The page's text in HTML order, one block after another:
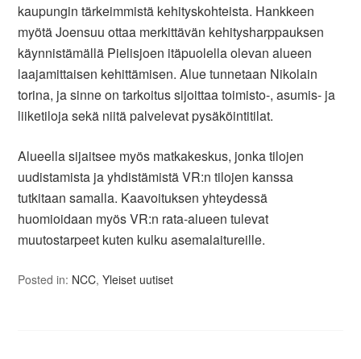
kaupungin tärkeimmistä kehityskohteista. Hankkeen
myötä Joensuu ottaa merkittävän kehitysharppauksen
käynnistämällä Pielisjoen itäpuolella olevan alueen
laajamittaisen kehittämisen. Alue tunnetaan Nikolain
torina, ja sinne on tarkoitus sijoittaa toimisto-, asumis- ja
liiketiloja sekä niitä palvelevat pysäköintitilat.
Alueella sijaitsee myös matkakeskus, jonka tilojen
uudistamista ja yhdistämistä VR:n tilojen kanssa
tutkitaan samalla. Kaavoituksen yhteydessä
huomioidaan myös VR:n rata-alueen tulevat
muutostarpeet kuten kulku asemalaitureille.
Posted in: NCC,Yleiset uutiset